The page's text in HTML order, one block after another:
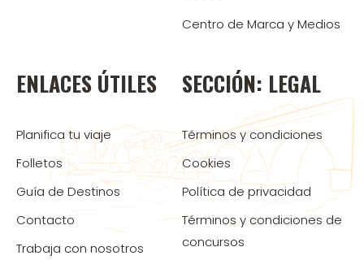
Centro de Marca y Medios
ENLACES ÚTILES
Planifica tu viaje
Folletos
Guía de Destinos
Contacto
Trabaja con nosotros
SECCIÓN: LEGAL
Términos y condiciones
Cookies
Política de privacidad
Términos y condiciones de
concursos